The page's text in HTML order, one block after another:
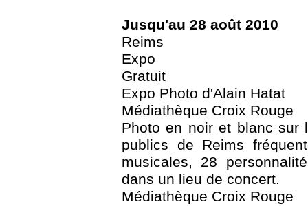
Jusqu'au 28 août 2010
Reims
Expo
Gratuit
Expo Photo d'Alain Hatat
Médiathèque Croix Rouge
Photo en noir et blanc sur
publics de Reims
musicales, 28
dans un lieu de concert.
Médiathèque Croix Rouge